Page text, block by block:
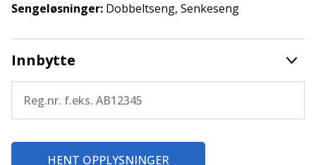
Sengeløsninger: Dobbeltseng, Senkeseng
Innbytte
HENT OPPLYSNINGER